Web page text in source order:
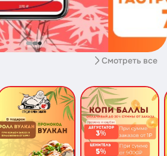
Смотреть все